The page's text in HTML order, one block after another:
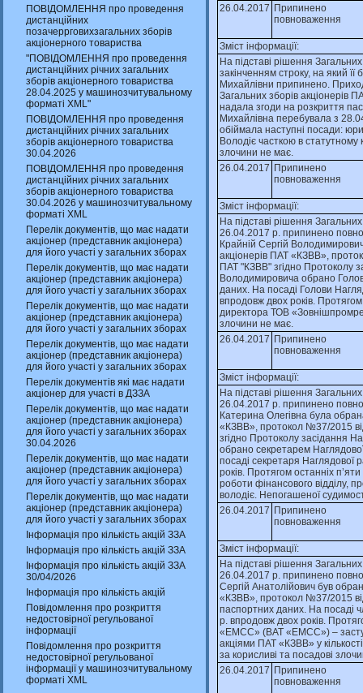
ПОВІДОМЛЕННЯ про проведення
дистанційних
позачеррговихзагальних зборів
акціонерного товариства
"ПОВІДОМЛЕННЯ про проведення
дистанційних річних загальних
зборів акціонерного товариства
28.04.2025 у машинозчитувальному
форматі XML"
ПОВІДОМЛЕННЯ про проведення
дистанційних річних загальних
зборів акціонерного товариства
30.04.2026
ПОВІДОМЛЕННЯ про проведення
дистанційних річних загальних
зборів акціонерного товариства
30.04.2026 у машинозчитувальному
форматі XML
Перелік документів, що має надати
акціонер (представник акціонера)
для його участі у загальних зборах
Перелік документів, що має надати
акціонер (представник акціонера)
для його участі у загальних зборах
Перелік документів, що має надати
акціонер (представник акціонера)
для його участі у загальних зборах
Перелік документів, що має надати
акціонер (представник акціонера)
для його участі у загальних зборах
Перелік документів які має надати
акціонер для участі в ДЗЗА
Перелік документів, що має надати
акціонер (представник акціонера)
для його участі у загальних зборах
30.04.2026
Перелік документів, що має надати
акціонер (представник акціонера)
для його участі у загальних зборах
Перелік документів, що має надати
акціонер (представник акціонера)
для його участі у загальних зборах
Інформація про кількість акцій ЗЗА
Інформація про кількість акцій ЗЗА
Інформація про кількість акцій ЗЗА
30/04/2026
Інформація про кількість акцій
Повідомлення про розкриття
недостовірної регульованої
інформації
Повідомлення про розкриття
недостовірної регульованої
інформації у машинозчитувальному
форматі XML
26.04.2017 Припинено
повноваження
Зміст інформації:
На пiдставi рiшення
закiнченням строку, на який
Михайлiвни припинено.
Загальних зборiв акцiонерiв
надала згоди на розкриття
Михайлiвна перебувала з
обiймала наступнi посади:
Володiє часткою в
злочини не має.
26.04.2017 Припинено
повноваження
Зміст інформації:
На пiдставi рiшення
26.04.2017 р. припинено
Крайнiй Сергiй
акцiонерiв ПАТ «КЗВВ»,
ПАТ "КЗВВ" згiдно Протоколу
Володимировича обрано
даних. На посадi Голови
впродовж двох рокiв.
директора ТОВ
злочини не має.
26.04.2017 Припинено
повноваження
Зміст інформації:
На пiдставi рiшення
26.04.2017 р. припинено
Катерина Олегiвна була
«КЗВВ», протокол №37/2015
згiдно Протоколу засiдання
обрано секретарем
посадi секретаря
рокiв. Протягом останнiх
роботи фiнансового вiддiлу,
володiє. Непогашеної
26.04.2017 Припинено
повноваження
Зміст інформації:
На пiдставi рiшення
26.04.2017 р. припинено
Сергiй Анатолiйович був
«КЗВВ», протокол №37/2015
паспортних даних. На посадi
р. впродовж двох рокiв.
«ЕМСС» (ВАТ «ЕМСС») –
акцiями ПАТ «КЗВВ» у
за корисливi та посадовi
26.04.2017 Припинено
повноваження